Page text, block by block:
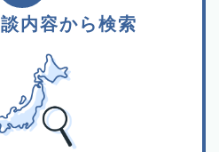
内容から検索